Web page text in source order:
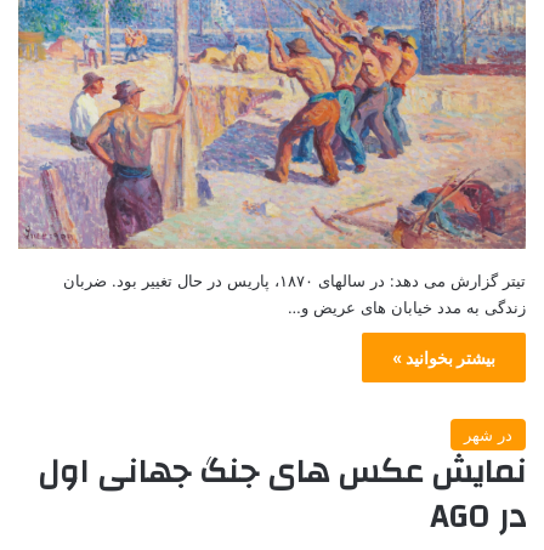
تیتر گزارش می دهد: در سالهای ۱۸۷۰، پاریس در حال تغییر بود. ضربان
زندگی به مدد خیابان های عریض و…
بیشتر بخوانید »
در شهر
نمایش عکس های جنگ جهانی اول
در AGO